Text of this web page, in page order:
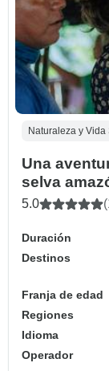
Naturaleza y Vida
Una
selva
5.0
Duración
Destinos
Franja de edad
Regiones
Idioma
Operador